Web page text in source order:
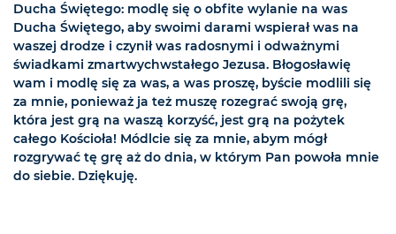
Ducha Świętego: modlę się o obfite wylanie na was
Ducha Świętego, aby swoimi darami wspierał was na
waszej drodze i czynił was radosnymi i odważnymi
świadkami zmartwychwstałego Jezusa. Błogosławię
wam i modlę się za was, a was proszę, byście modlili się
za mnie, ponieważ ja też muszę rozegrać swoją grę,
która jest grą na waszą korzyść, jest grą na pożytek
całego Kościoła! Módlcie się za mnie, abym mógł
rozgrywać tę grę aż do dnia, w którym Pan powoła mnie
do siebie. Dziękuję.